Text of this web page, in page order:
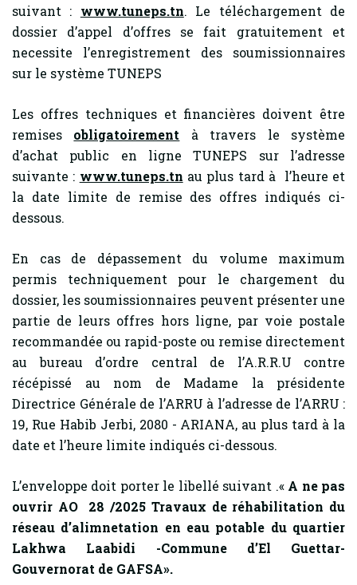
suivant : www.tuneps.tn. Le téléchargement de
dossier d’appel d’offres se fait gratuitement et
necessite l’enregistrement des soumissionnaires
sur le système TUNEPS
Les offres techniques et financières doivent être
remises obligatoirement à travers le système
d’achat public en ligne TUNEPS sur l’adresse
suivante : www.tuneps.tn au plus tard à l’heure et
la date limite de remise des offres indiqués ci-
dessous.
En cas de dépassement du volume maximum
permis techniquement pour le chargement du
dossier, les soumissionnaires peuvent présenter une
partie de leurs offres hors ligne, par voie postale
recommandée ou rapid-poste ou remise directement
au bureau d’ordre central de l’A.R.R.U contre
récépissé au nom de Madame la présidente
Directrice Générale de l’ARRU à l’adresse de l’ARRU :
19, Rue Habib Jerbi, 2080 - ARIANA, au plus tard à la
date et l’heure limite indiqués ci-dessous.
L’enveloppe doit porter le libellé suivant .« A ne pas
ouvrir AO 28 /2025 Travaux de réhabilitation du
réseau d’alimnetation en eau potable du quartier
Lakhwa Laabidi -Commune d’El Guettar-
Gouvernorat de GAFSA».